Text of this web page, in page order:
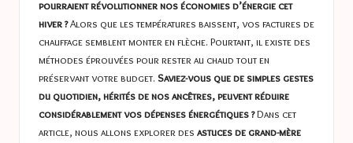
t
u
c
e
s
pourraient révolutionner nos économies d’énergie cet
hiver ?Alors que les températures baissent, vos factures de
chauffage semblent monter en flèche. Pourtant, il existe des
méthodes éprouvées pour rester au chaud tout en
préservant votre budget. Saviez-vous que de simples gestes
du quotidien, hérités de nos ancêtres, peuvent réduire
considérablement vos dépenses énergétiques ?Dans cet
article, nous allons explorer des astuces de grand-mère